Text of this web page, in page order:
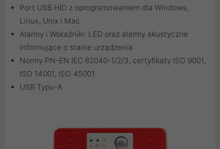
Port USB HID z oprogramowaniem dla Windows,
Linux, Unix i Mac
Alarmy i Wskaźniki: LED oraz alarmy akustyczne
informujące o stanie urządzenia
Normy PN-EN IEC 62040-1/2/3, certyfikaty ISO 9001,
ISO 14001, ISO 45001
USB Typu-A